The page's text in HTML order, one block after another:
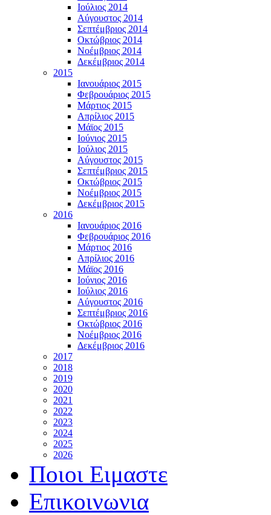
Ιούλιος 2014
Αύγουστος 2014
Σεπτέμβριος 2014
Οκτώβριος 2014
Νοέμβριος 2014
Δεκέμβριος 2014
2015
Ιανουάριος 2015
Φεβρουάριος 2015
Μάρτιος 2015
Απρίλιος 2015
Μάϊος 2015
Ιούνιος 2015
Ιούλιος 2015
Αύγουστος 2015
Σεπτέμβριος 2015
Οκτώβριος 2015
Νοέμβριος 2015
Δεκέμβριος 2015
2016
Ιανουάριος 2016
Φεβρουάριος 2016
Μάρτιος 2016
Απρίλιος 2016
Μάϊος 2016
Ιούνιος 2016
Ιούλιος 2016
Αύγουστος 2016
Σεπτέμβριος 2016
Οκτώβριος 2016
Νοέμβριος 2016
Δεκέμβριος 2016
2017
2018
2019
2020
2021
2022
2023
2024
2025
2026
Ποιοι Ειμαστε
Επικοινωνια